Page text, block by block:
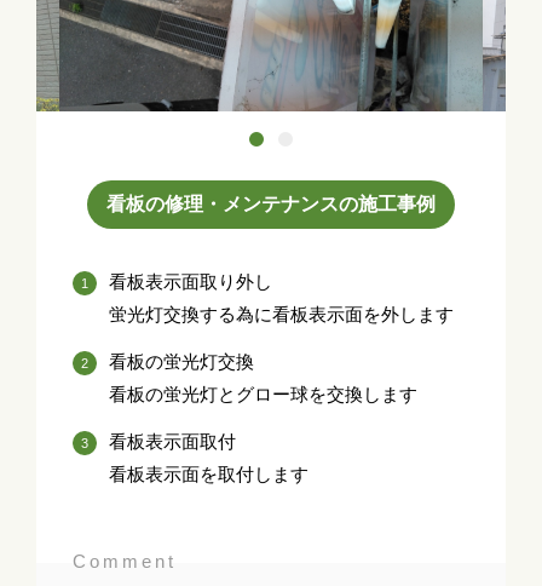
看板の修理・メンテナンスの施工事例
看板表示面取り外し
蛍光灯交換する為に看板表示面を外します
看板の蛍光灯交換
看板の蛍光灯とグロー球を交換します
看板表示面取付
看板表示面を取付します
Comment